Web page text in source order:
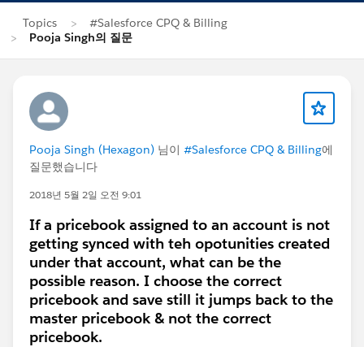
Topics
#Salesforce CPQ & Billing
Pooja Singh의 질문
Pooja Singh (Hexagon) 님이 #Salesforce CPQ & Billing에
질문했습니다
2018년 5월 2일 오전 9:01
If a pricebook assigned to an account is not
getting synced with teh opotunities created
under that account, what can be the
possible reason. I choose the correct
pricebook and save still it jumps back to the
master pricebook & not the correct
pricebook.